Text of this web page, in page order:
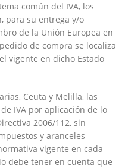
común del IVA, los
para su entrega y/o
de la Unión Europea en
de compra se localiza
vigente en dicho Estado
Ceuta y Melilla, las
IVA por aplicación de lo
2006/112, sin
y aranceles
vigente en cada
debe tener en cuenta que